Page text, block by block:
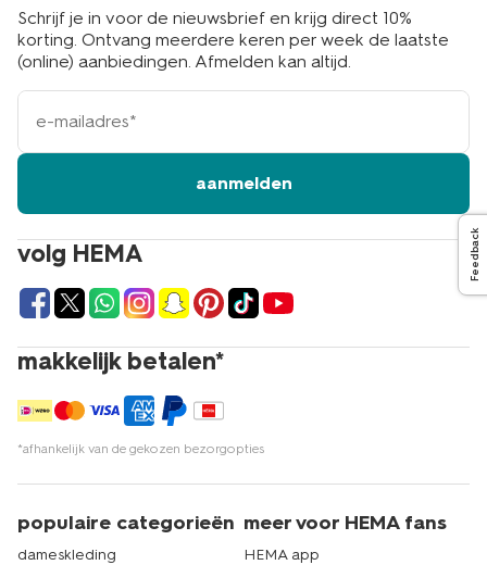
volg HEMA
makkelijk betalen*
*afhankelijk van de gekozen bezorgopties
Schrijf je in voor de nieuwsbrief en krijg direct 10%
korting. Ontvang meerdere keren per week de laatste
(online) aanbiedingen. Afmelden kan altijd.
e-
mailadres
aanmelden
populaire categorieën
dameskleding
meer voor HEMA fans
HEMA app
Feedback